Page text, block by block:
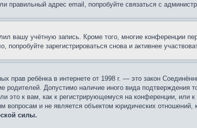
адрес email, попробуйте связаться с
вашу учётную запись. Кроме того, многие конференции
зарегистрироваться снова и активнее
прав ребёнка в интернете от 1998 г. — это закон
родителей. Допустимо наличие иного вида подтверждения
к вам, как к регистрирующемуся на конференции, или
вопросам и не является объектом юридических отношений,
силы.